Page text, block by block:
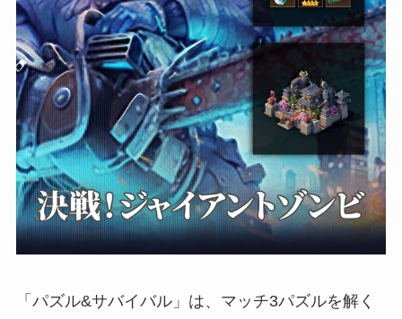
「パズル&サバイバル」は、マッチ3パズルを解く